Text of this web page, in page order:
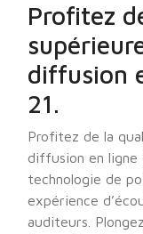
Profitez
diffusion
21.
Profitez de la
diffusion en ligne
technologie de
expérience
auditeurs.